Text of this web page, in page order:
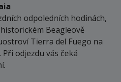
odpoledních hodinách,
Beagleově
Tierra del Fuego na
odjezdu vás čeká